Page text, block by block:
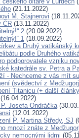
(21.11.2022)
M. Stajnerovi
ČR (13.11.2022)
2 (20.09.2022)
1 (18.09.2022)
a Druhý vatikánský
podle Druhého
podporovatele vzniku
katedrále sv. Petra a
- Nechceme z vás mít
(svědectví z
Titanicu (+ další
Josefa Ondráčka
(12.01.2022)
P. Martina Středy, SJ
mnozí znáte z
nemocnými lidmi